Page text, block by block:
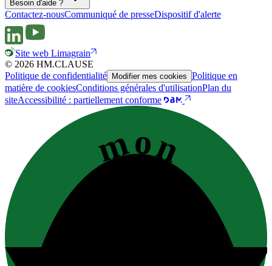
Besoin d'aide ?
Contactez-nousCommuniqué de presseDispositif d'alerte
Site web Limagrain
© 2026 HM.CLAUSE
Politique de confidentialité Modifier mes cookies Politique en
matière de cookiesConditions générales d'utilisationPlan du
siteAccessibilité : partiellement conforme
mon